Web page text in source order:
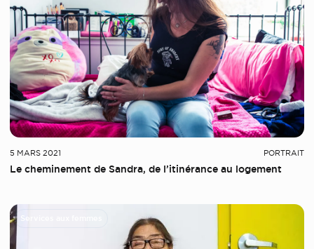
5 MARS 2021 PORTRAIT
Le cheminement de Sandra, de l’itinérance au logement
Services aux femmes